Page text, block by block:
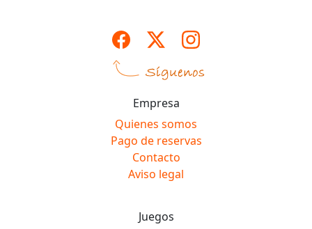
Empresa
Quienes somos
Pago de reservas
Contacto
Aviso legal
Juegos